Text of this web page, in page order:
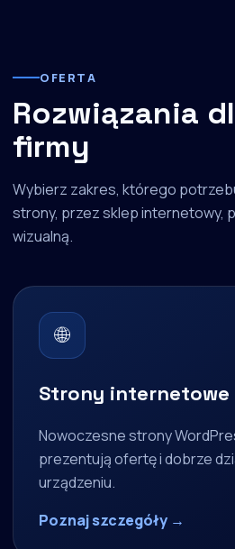
OFERTA
Rozwiązania
firmy
Wybierz zakres, którego
strony, przez sklep internetowy,
wizualną.
🌐
Strony internetowe
Nowoczesne strony
prezentują ofertę i dobrze
urządzeniu.
Poznaj szczegóły →